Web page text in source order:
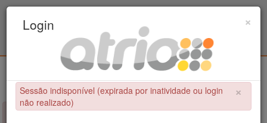
Educação Física / UPE - UFPB
×
NÃO FOI POSSÍVEL CONCLUIR A OPERAÇÃO
×
Login
×
Sessão indisponível (expirada por inatividade ou login
não realizado)